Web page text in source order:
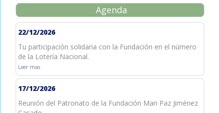
Agenda
22/12/2026
Tu participación solidaria con la Fundación en el número
de la Lotería Nacional.
Leer mas
17/12/2026
Reunión del Patronato de la Fundación Mari Paz Jiménez